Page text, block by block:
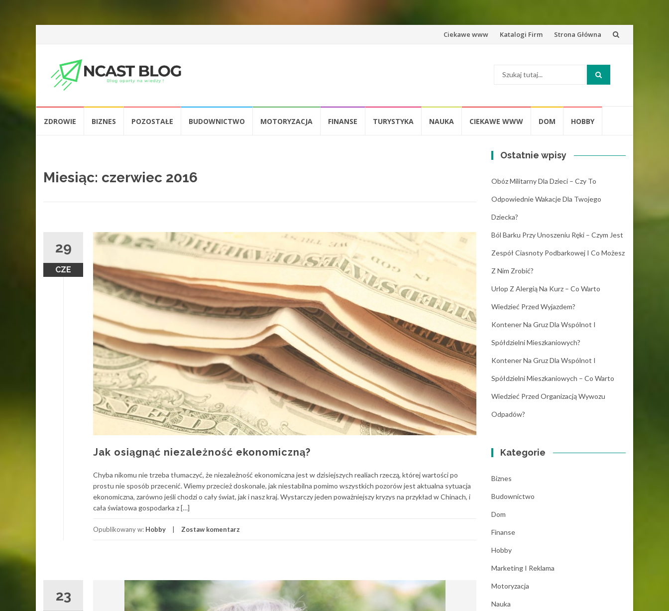
Przejdź
Ciekawe www Katalogi Firm Strona Główna
ZDROWIE BIZNES POZOSTAŁE BUDOWNICTWO MOTORYZACJA FINANSE TURYSTYKA NAUKA CIEKAWE WWW DOM HOBBY
Miesiąc: czerwiec 2016
29
CZE
Jak osiągnąć niezależność ekonomiczną?
Chyba nikomu nie trzeba tłumaczyć, że niezależność ekonomiczna jest w dzisiejszych realiach rzeczą, której wartości po
prostu nie sposób przecenić. Wiemy przecież doskonale, jak niestabilna pomimo wszystkich pozorów jest aktualna sytuacja
ekonomiczna, zarówno jeśli chodzi o cały świat, jak i nasz kraj. Wystarczy jeden poważniejszy kryzys na przykład w Chinach, i
cała światowa gospodarka z […]
Opublikowany w: Hobby Zostaw komentarz
23
Ostatnie wpisy
Obóz Militarny Dla Dzieci – Czy To
Odpowiednie Wakacje Dla Twojego
Dziecka?
Ból Barku Przy Unoszeniu Ręki – Czym Jest
Zespół Ciasnoty Podbarkowej I Co Możesz
Z Nim Zrobić?
Urlop Z Alergią Na Kurz – Co Warto
Wiedzieć Przed Wyjazdem?
Kontener Na Gruz Dla Wspólnot I
Spółdzielni Mieszkaniowych?
Kontener Na Gruz Dla Wspólnot I
Spółdzielni Mieszkaniowych – Co Warto
Wiedzieć Przed Organizacją Wywozu
Odpadów?
Kategorie
Biznes
Budownictwo
Dom
Finanse
Hobby
Marketing I Reklama
Motoryzacja
Nauka